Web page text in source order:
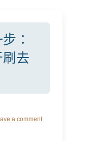
：
去
a comment